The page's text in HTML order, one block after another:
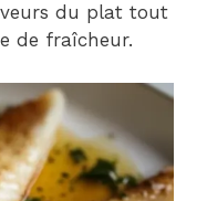
du plat tout
de fraîcheur.